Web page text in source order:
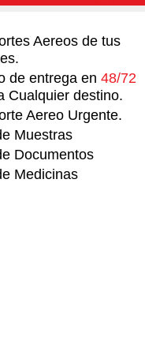
Aereos de tus
de entrega en 48/72
Cualquier destino.
Aereo Urgente.
Muestras
Documentos
Medicinas